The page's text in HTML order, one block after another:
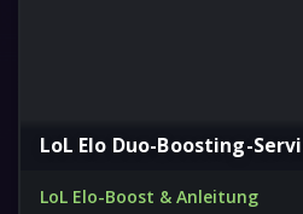
LoL Elo Duo-Boosting-
LoL Elo-Boost & Anleitung